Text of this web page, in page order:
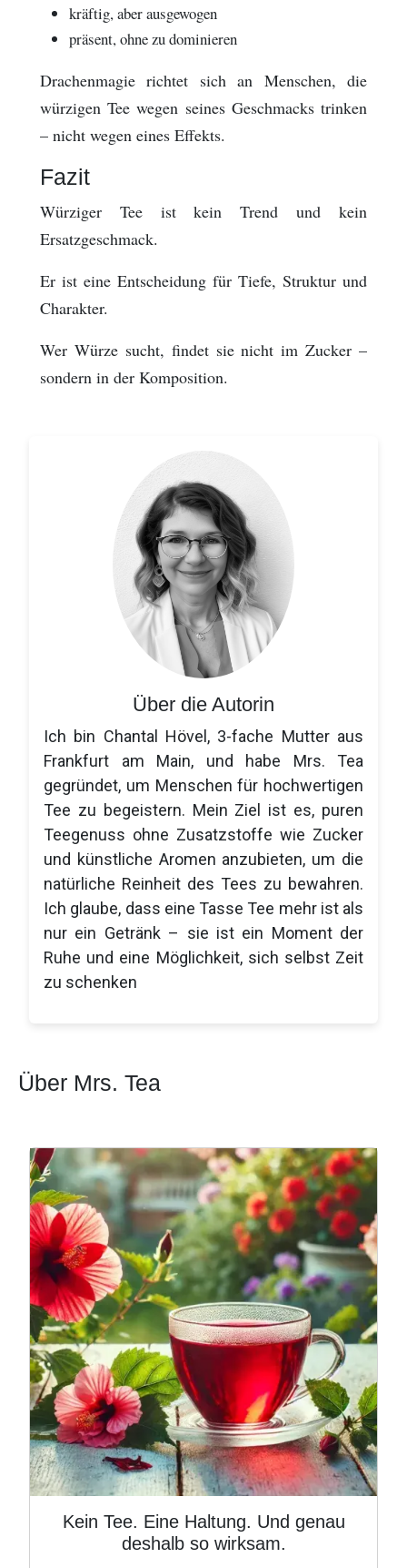
kräftig, aber ausgewogen
präsent, ohne zu dominieren
Drachenmagie richtet sich an Menschen, die
würzigen Tee wegen seines Geschmacks trinken
– nicht wegen eines Effekts.
Fazit
Würziger Tee ist kein Trend und kein
Ersatzgeschmack.
Er ist eine Entscheidung für Tiefe, Struktur und
Charakter.
Wer Würze sucht, findet sie nicht im Zucker –
sondern in der Komposition.
Über die Autorin
Ich bin Chantal Hövel, 3-fache Mutter aus
Frankfurt am Main, und habe Mrs. Tea
gegründet, um Menschen für hochwertigen
Tee zu begeistern. Mein Ziel ist es, puren
Teegenuss ohne Zusatzstoffe wie Zucker
und künstliche Aromen anzubieten, um die
natürliche Reinheit des Tees zu bewahren.
Ich glaube, dass eine Tasse Tee mehr ist als
nur ein Getränk – sie ist ein Moment der
Ruhe und eine Möglichkeit, sich selbst Zeit
zu schenken
Über Mrs. Tea
Image
Kein Tee. Eine Haltung. Und genau
deshalb so wirksam.